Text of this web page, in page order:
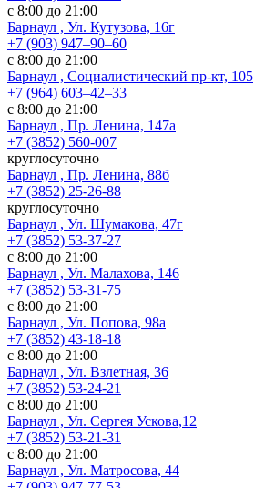
с 8:00 до 21:00
Барнаул , Ул. Кутузова, 16г
+7 (903) 947‒90‒60
с 8:00 до 21:00
Барнаул , Социалистический пр-кт, 105
+7 (964) 603‒42‒33
с 8:00 до 21:00
Барнаул , Пр. Ленина, 147а
+7 (3852) 560-007
круглосуточно
Барнаул , Пр. Ленина, 88б
+7 (3852) 25-26-88
круглосуточно
Барнаул , Ул. Шумакова, 47г
+7 (3852) 53-37-27
с 8:00 до 21:00
Барнаул , Ул. Малахова, 146
+7 (3852) 53-31-75
с 8:00 до 21:00
Барнаул , Ул. Попова, 98а
+7 (3852) 43-18-18
с 8:00 до 21:00
Барнаул , Ул. Взлетная, 36
+7 (3852) 53-24-21
с 8:00 до 21:00
Барнаул , Ул. Сергея Ускова,12
+7 (3852) 53-21-31
с 8:00 до 21:00
Барнаул , Ул. Матросова, 44